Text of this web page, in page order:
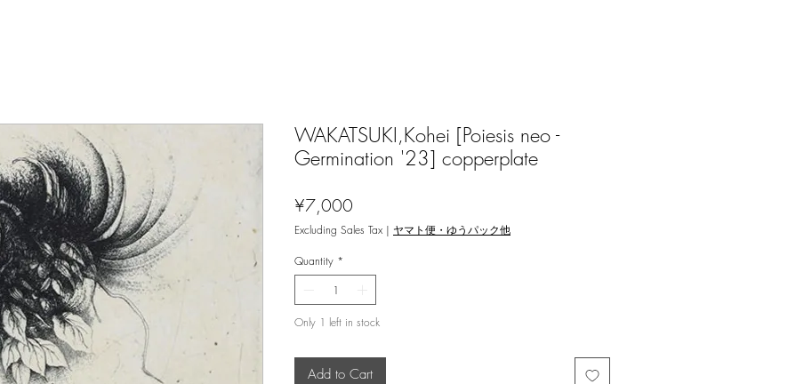
WAKATSUKI,Kohei [Poiesis neo -
Germination '23] copperplate
¥7,000
Excluding Sales Tax | ヤマト便・ゆうパック他
Quantity *
Only 1 left in stock
Add to Cart